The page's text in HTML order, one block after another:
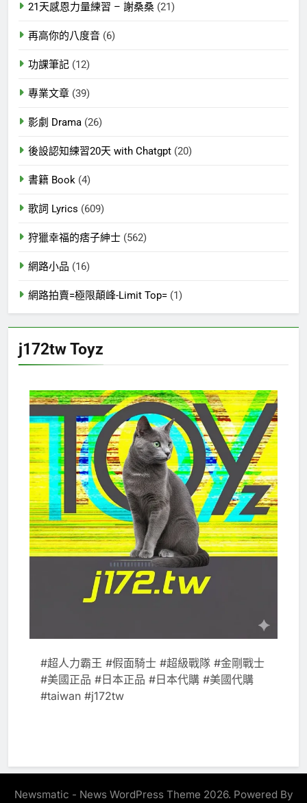
21天感恩力量練習 – 謝桑桑 (21)
再高你的八度音 (6)
功課筆記 (12)
專業文章 (39)
影劇 Drama (26)
後設認知練習20天 with Chatgpt (20)
書籍 Book (4)
歌詞 Lyrics (609)
狩獵幸福的痞子紳士 (562)
網路小品 (16)
網路拍賣=極限顛峰-Limit Top= (1)
j172tw Toyz
#超人力霸王 #假面騎士 #超級戰隊 #金剛戰士
#美國正品 #日本正品 #日本代購 #美國代購
#taiwan #j172tw
Newsmatic - News WordPress Theme 2026. Powered By